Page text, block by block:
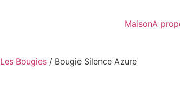
MaisonA
Les Bougies / Bougie Silence Azure